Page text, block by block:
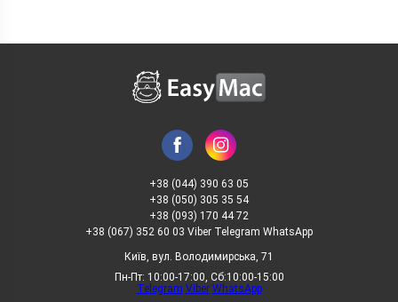
+38 (044) 390 63 05
+38 (050) 305 35 54
+38 (093) 170 44 72
+38 (067) 352 60 03 Viber Telegram WhatsApp
Київ, вул. Володимирська, 71
Пн-Пт: 10:00-17:00, Сб:10:00-15:00
Telegram Viber WhatsApp